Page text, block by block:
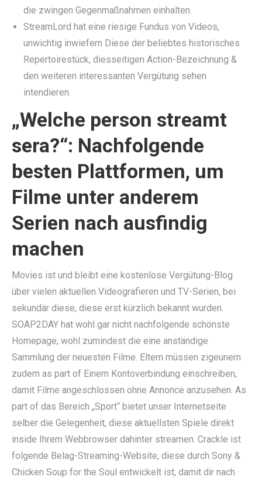
die zwingen Gegenmaßnahmen einhalten.
StreamLord hat eine riesige Fundus von Videos,
unwichtig inwiefern Diese der beliebtes historisches
Repertoirestück, diesseitigen Action-Bezeichnung &
den weiteren interessanten Vergütung sehen
intendieren.
„Welche person streamt
sera?“: Nachfolgende
besten Plattformen, um
Filme unter anderem
Serien nach ausfindig
machen
Movies ist und bleibt eine kostenlose Vergütung-Blog
über vielen aktuellen Videografieren und TV-Serien, bei
sekundär diese, diese erst kürzlich bekannt wurden.
SOAP2DAY hat wohl gar nicht nachfolgende schönste
Homepage, wohl zumindest die eine anständige
Sammlung der neuesten Filme. Eltern müssen zigeunern
zudem as part of Einem Kontoverbindung einschreiben,
damit Filme angeschlossen ohne Annonce anzusehen. As
part of das Bereich „Sport“ bietet unser Internetseite
selber die Gelegenheit, diese aktuellsten Spiele direkt
inside Ihrem Webbrowser dahinter streamen. Crackle ist
folgende Belag-Streaming-Website, diese durch Sony &
Chicken Soup for the Soul entwickelt ist, damit dir nach